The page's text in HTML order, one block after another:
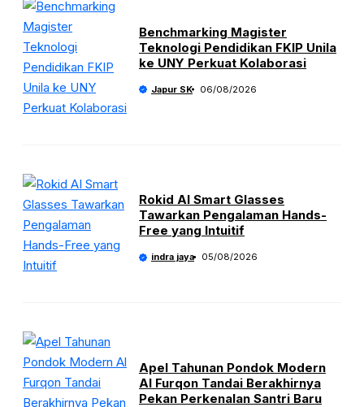
Benchmarking Magister
Teknologi Pendidikan FKIP Unila
ke UNY Perkuat Kolaborasi
Japur SK 06/08/2026
Rokid AI Smart Glasses
Tawarkan Pengalaman Hands-
Free yang Intuitif
indra jaya 05/08/2026
Apel Tahunan Pondok Modern
Al Furqon Tandai Berakhirnya
Pekan Perkenalan Santri Baru